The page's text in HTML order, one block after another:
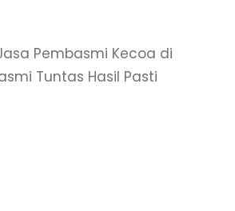
Pembasmi Kecoa di
Tuntas Hasil Pasti